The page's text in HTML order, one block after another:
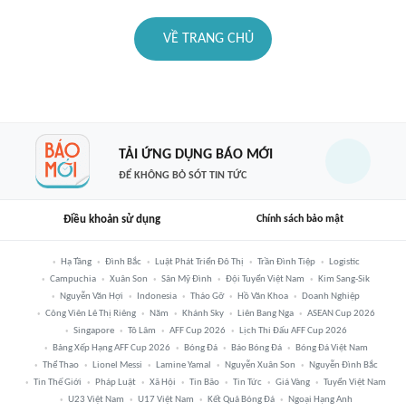
VỀ TRANG CHỦ
TẢI ỨNG DỤNG BÁO MỚI
ĐỂ KHÔNG BỎ SÓT TIN TỨC
Điều khoản sử dụng Chính sách bảo mật
Hạ Tầng Đình Bắc Luật Phát Triển Đô Thị Trần Đình Tiệp
Logistic
Campuchia
Xuân Son Sân Mỹ Đình Đội Tuyển Việt Nam
Kim Sang-Sik
Nguyễn Văn Hợi
Indonesia Tháo Gỡ Hồ Văn Khoa
Doanh Nghiệp
Công Viên Lê Thị Riêng
Năm Khánh Sky Liên Bang Nga
ASEAN Cup 2026
Singapore
Tô Lâm AFF Cup 2026
Lịch Thi Đấu AFF Cup 2026
Bảng Xếp Hạng AFF Cup 2026
Bóng Đá Báo Bóng Đá
Bóng Đá Việt Nam
Thể Thao
Lionel Messi Lamine Yamal Nguyễn Xuân Son
Nguyễn Đình Bắc
Tin Thế Giới
Pháp Luật Xã Hội Tin Bão Tin Tức Giá Vàng
Tuyển Việt Nam
U23 Việt Nam
U17 Việt Nam Kết Quả Bóng Đá
Ngoại Hạng Anh